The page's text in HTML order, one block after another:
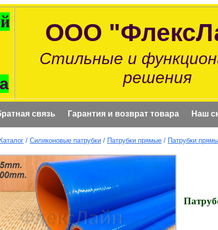
ООО
Стильные и
решения
связь Гарантия и возврат товара Наш
Каталог / Силиконовые патрубки / Патрубки прямые / Патрубки